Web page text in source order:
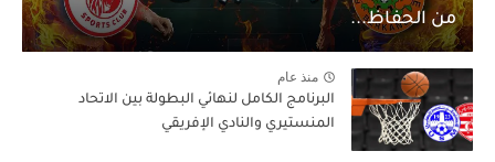
من الحفاظ...
منذ عام
البرنامج الكامل لنهائي البطولة بين الاتحاد
المنستيري والنادي الإفريقي